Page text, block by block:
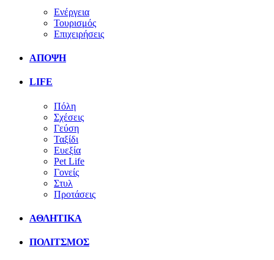
Ενέργεια
Τουρισμός
Επιχειρήσεις
ΑΠΟΨΗ
LIFE
Πόλη
Σχέσεις
Γεύση
Ταξίδι
Ευεξία
Pet Life
Γονείς
Στυλ
Προτάσεις
ΑΘΛΗΤΙΚΑ
ΠΟΛΙΤΣΜΟΣ